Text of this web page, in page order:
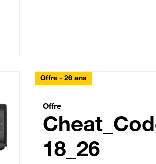
Offre - 26 ans
Cheat_Code
Offre
18_26